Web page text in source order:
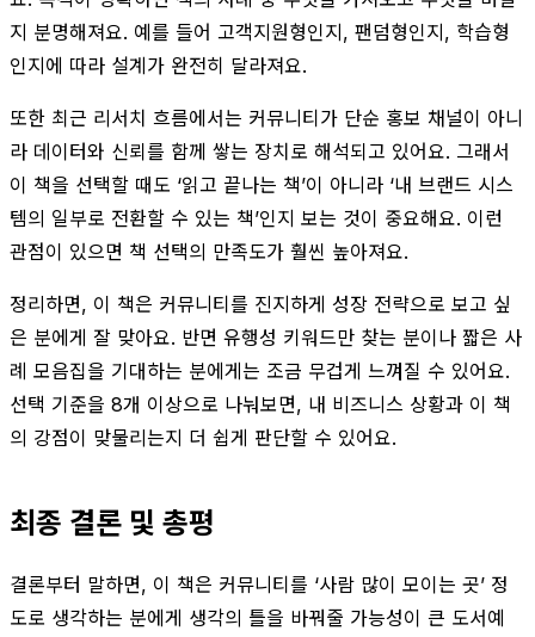
지 분명해져요. 예를 들어 고객지원형인지, 팬덤형인지, 학습형
인지에 따라 설계가 완전히 달라져요.
또한 최근 리서치 흐름에서는 커뮤니티가 단순 홍보 채널이 아니
라 데이터와 신뢰를 함께 쌓는 장치로 해석되고 있어요. 그래서
이 책을 선택할 때도 ‘읽고 끝나는 책’이 아니라 ‘내 브랜드 시스
템의 일부로 전환할 수 있는 책’인지 보는 것이 중요해요. 이런
관점이 있으면 책 선택의 만족도가 훨씬 높아져요.
정리하면, 이 책은 커뮤니티를 진지하게 성장 전략으로 보고 싶
은 분에게 잘 맞아요. 반면 유행성 키워드만 찾는 분이나 짧은 사
례 모음집을 기대하는 분에게는 조금 무겁게 느껴질 수 있어요.
선택 기준을 8개 이상으로 나눠보면, 내 비즈니스 상황과 이 책
의 강점이 맞물리는지 더 쉽게 판단할 수 있어요.
최종 결론 및 총평
결론부터 말하면, 이 책은 커뮤니티를 ‘사람 많이 모이는 곳’ 정
도로 생각하는 분에게 생각의 틀을 바꿔줄 가능성이 큰 도서예